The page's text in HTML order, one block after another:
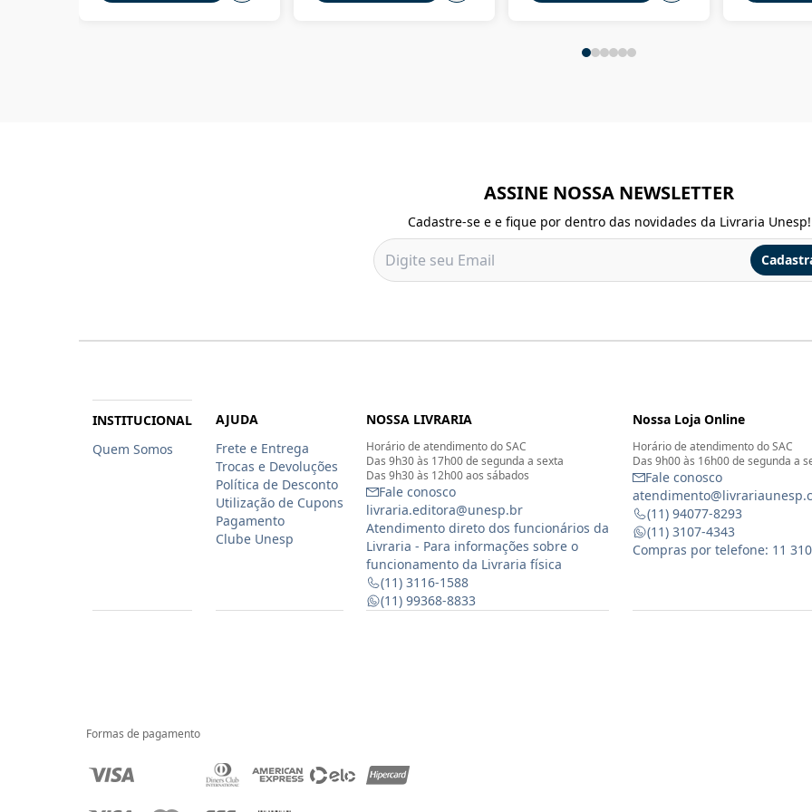
ASSINE NOSSA NEWSLETTER
Cadastre-se e e fique por dentro das novidades da Livraria Unesp!
INSTITUCIONAL
Quem Somos
AJUDA
Frete e Entrega
Trocas e Devoluções
Política de Desconto
Utilização de Cupons
Pagamento
Clube Unesp
NOSSA LIVRARIA
Horário de atendimento do SAC
Das 9h30 às 17h00 de segunda a sexta
Das 9h30 às 12h00 aos sábados
Fale conosco
livraria.editora@unesp.br
Atendimento direto dos funcionários da
Livraria - Para informações sobre o
funcionamento da Livraria física
(11) 3116-1588
(11) 99368-8833
Nossa Loja Online
Horário de atendimento do SAC
Das 9h00 às 16h00 de segunda a
Fale conosco
(11) 94077-8293
(11) 3107-4343
Compras por telefone: 11
Formas de pagamento